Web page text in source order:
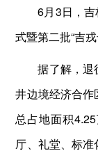
6月3日，
式暨第二批“吉
据了解，退
井边境经济合
总占地面积
厅、礼堂、标